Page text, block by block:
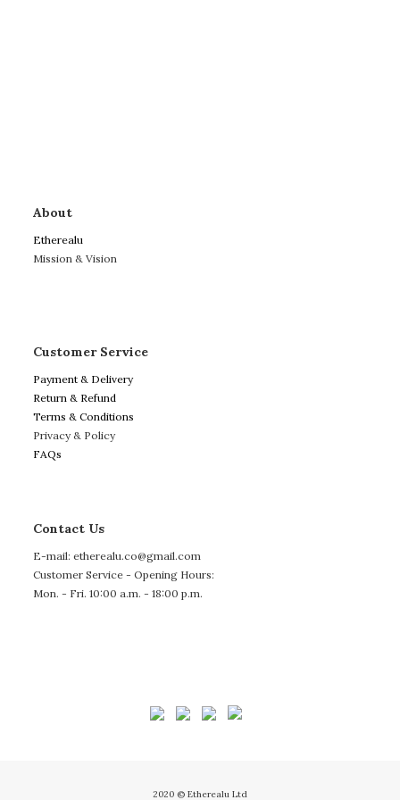
About
Etherealu
Mission & Vision
Customer Service
Payment & Delivery
Return & Refund
Terms & Conditions
Privacy & Policy
FAQs
Contact Us
E-mail: etherealu.co@gmail.com
Customer Service - Opening Hours:
Mon. - Fri. 10:00 a.m. - 18:00 p.m.
2020 © Etherealu Ltd